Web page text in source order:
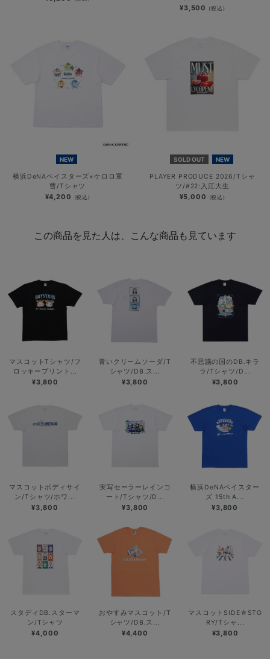
¥3,500 (税込)
NEW
横浜DeNAベイスターズ×ケロロ軍
曹/Tシャツ
¥4,200 (税込)
SOLD OUT NEW
PLAYER PRODUCE 2026/Tシャ
ツ/#22:入江大生
¥5,000 (税込)
この商品を見た人は、こんな商品も見ています
マスコットTシャツ/フ
ロッキープリント...
¥3,800
青いクリームソーダ/T
シャツ/DB.ス...
¥3,800
不思議の国のDB.キラ
ラ/Tシャツ/D...
¥3,800
マスコットボディサイ
ン/Tシャツ/ホワ...
¥3,800
実写セーラーレインコ
ート/Tシャツ/D...
¥3,800
横浜DeNAベイスター
ズ 15th A...
¥3,800
スタディDB.スターマ
ン/Tシャツ
¥4,000
おやすみマスコット/T
シャツ/DB.ス...
¥4,400
マスコットSIDE☆STO
RY/Tシャ...
¥3,800